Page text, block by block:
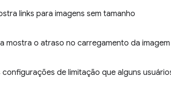
links para imagens sem tamanho
mostra o atraso no carregamento da
de limitação que alguns